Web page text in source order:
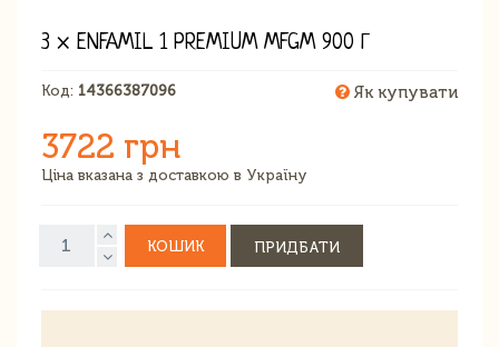
3 × ENFAMIL 1 PREMIUM MFGM 900 Г
Код: 14366387096 Як купувати
3722 грн
Ціна вказана з доставкою в Україну
КОШИК ПРИДБАТИ